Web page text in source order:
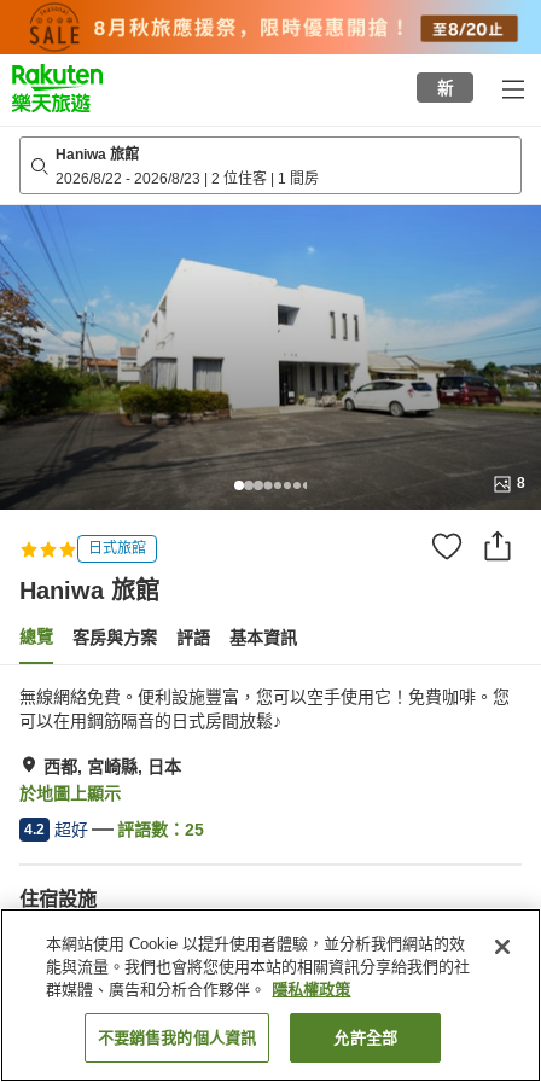
top
page
新
Haniwa 旅館
2026/8/22 - 2026/8/23 | 2 位住客 | 1 間房
8
日式旅館
Haniwa 旅館
總覽 客房與方案 評語 基本資訊
無線網絡免費。便利設施豐富，您可以空手使用它！免費咖啡。您
可以在用鋼筋隔音的日式房間放鬆♪
西都, 宮崎縣, 日本
於地圖上顯示
4.2 超好 評語數： 25
住宿設施
停車場
會議室
多功能室
宴會廳
找客房
本網站使用 Cookie 以提升使用者體驗，並分析我們網站的效
能與流量。我們也會將您使用本站的相關資訊分享給我們的社
群媒體、廣告和分析合作夥伴。
隱私權政策
不要銷售我的個人資訊 允許全部